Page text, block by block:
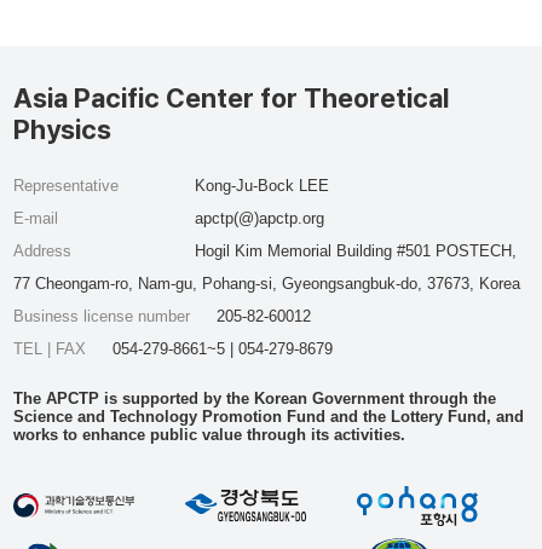
Asia Pacific Center for Theoretical
Physics
Representative
Kong-Ju-Bock LEE
E-mail
apctp(@)apctp.org
Address
Hogil Kim Memorial Building #501 POSTECH,
77 Cheongam-ro, Nam-gu, Pohang-si, Gyeongsangbuk-do, 37673, Korea
Business license number
205-82-60012
TEL | FAX
054-279-8661~5 | 054-279-8679
The APCTP is supported by the Korean Government through the
Science and Technology Promotion Fund and the Lottery Fund, and
works to enhance public value through its activities.